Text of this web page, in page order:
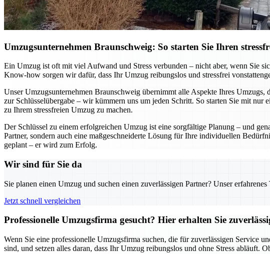
Umzugsunternehmen Braunschweig: So starten Sie Ihren
Ein Umzug ist oft mit viel Aufwand und Stress verbunden – nicht aber, wenn Sie
Know-how sorgen wir dafür, dass Ihr Umzug reibungslos und stressfrei
Unser Umzugsunternehmen Braunschweig übernimmt alle Aspekte Ihres
zur Schlüsselübergabe – wir kümmern uns um jeden Schritt. So starten Sie mit
zu Ihrem stressfreien Umzug zu machen.
Der Schlüssel zu einem erfolgreichen Umzug ist eine sorgfältige Planung – und
Partner, sondern auch eine maßgeschneiderte Lösung für Ihre individuellen
geplant – er wird zum Erfolg.
Wir sind für Sie da
Sie planen einen Umzug und suchen einen zuverlässigen Partner? Unser
Jetzt schnell vergleichen
Professionelle Umzugsfirma gesucht? Hier erhalten Sie
Wenn Sie eine professionelle Umzugsfirma suchen, die für zuverlässigen Service
sind, und setzen alles daran, dass Ihr Umzug reibungslos und ohne Stress